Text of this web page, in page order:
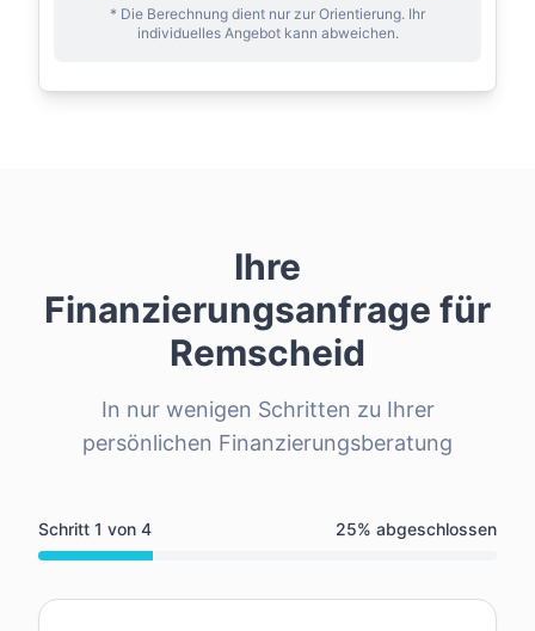
* Die Berechnung dient nur zur Orientierung. Ihr
individuelles Angebot kann abweichen.
Ihre
Finanzierungsanfrage für
Remscheid
In nur wenigen Schritten zu Ihrer
persönlichen Finanzierungsberatung
Schritt 1 von 4 25% abgeschlossen